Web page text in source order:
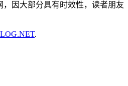
因大部分具有时效性，读者朋友
.